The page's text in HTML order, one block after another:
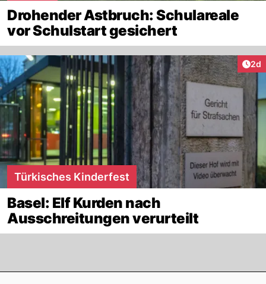
Drohender Astbruch: Schulareale
vor Schulstart gesichert
2d
Türkisches Kinderfest
Basel: Elf Kurden nach
Ausschreitungen verurteilt